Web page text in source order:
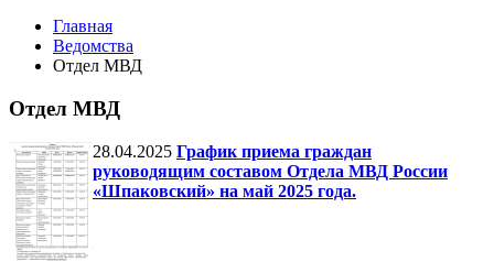
Главная
Ведомства
Отдел МВД
Отдел МВД
28.04.2025 График приема граждан
руководящим составом Отдела МВД России
«Шпаковский» на май 2025 года.